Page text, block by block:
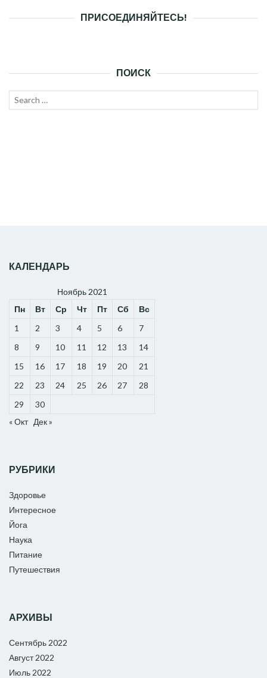
ПРИСОЕДИНЯЙТЕСЬ!
ПОИСК
Search
КАЛЕНДАРЬ
Ноябрь 2021
Пн
Вт Ср Чт Пт Сб
Вс
1
2 3 4 5 6
7
8
9 10 11 12 13
14
15
16 17 18 19 20
21
22
23 24 25 26 27
28
29
30
« Окт Дек »
РУБРИКИ
Здоровье
Интересное
Йога
Наука
Питание
Путешествия
АРХИВЫ
Сентябрь 2022
Август 2022
Июль 2022